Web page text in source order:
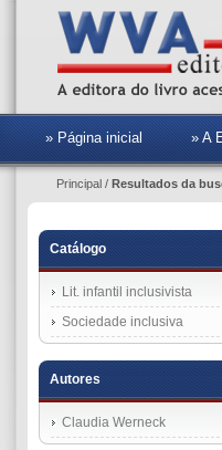
» Página inicial » A
Principal / Resultados da
Catálogo
Lit. infantil inclusivista
Sociedade inclusiva
Autores
Claudia Werneck